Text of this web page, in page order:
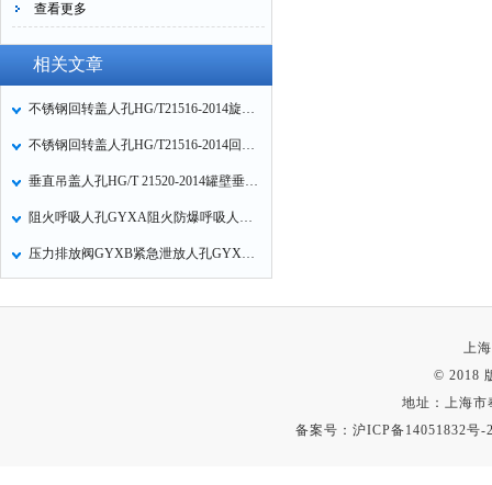
查看更多
相关文章
不锈钢回转盖人孔HG/T21516-2014旋转盖法兰人孔注意事项
不锈钢回转盖人孔HG/T21516-2014回转盖带颈对焊法兰人孔特点
垂直吊盖人孔HG/T 21520-2014罐壁垂直吊盖带颈平焊人孔参数
阻火呼吸人孔GYXA阻火防爆呼吸人孔紧急泄放人孔安全人孔工作原理
压力排放阀GYXB紧急泄放人孔GYXC呼吸人孔安全人孔工作原理
上
© 2018
地址：上海市
备案号：沪ICP备14051832号-